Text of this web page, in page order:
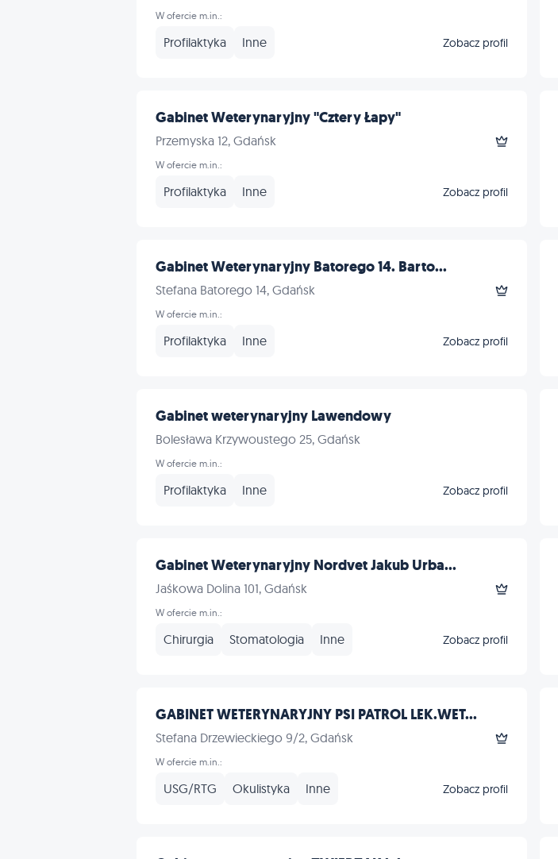
W ofercie m.in.:
Profilaktyka Inne Zobacz profil
Gabinet Weterynaryjny "Cztery Łapy"
Przemyska 12, Gdańsk
W ofercie m.in.:
Profilaktyka Inne Zobacz profil
Gabinet Weterynaryjny Batorego 14. Barto...
Stefana Batorego 14, Gdańsk
W ofercie m.in.:
Profilaktyka Inne Zobacz profil
Gabinet weterynaryjny Lawendowy
Bolesława Krzywoustego 25, Gdańsk
W ofercie m.in.:
Profilaktyka Inne Zobacz profil
Gabinet Weterynaryjny Nordvet Jakub Urba...
Jaśkowa Dolina 101, Gdańsk
W ofercie m.in.:
Chirurgia Stomatologia Inne Zobacz profil
GABINET WETERYNARYJNY PSI PATROL LEK.WET...
Stefana Drzewieckiego 9/2, Gdańsk
W ofercie m.in.:
USG/RTG Okulistyka Inne Zobacz profil